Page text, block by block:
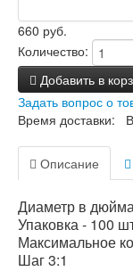
660 руб.
Количество:
Добавить в
Задать вопрос о
Время доставки:
Описание
Диаметр в
Упаковка - 100
Максимальное
Шаг 3:1